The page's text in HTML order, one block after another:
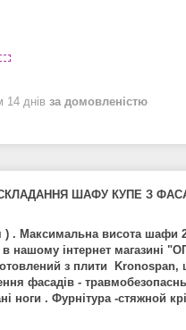
14 днів за домовленістю
ШАФУ КУПЕ З
) . Максимальна висота шафи
нашому інтернет магазині
з плити Kronospan,
фасадів -
ноги . Фурнітура -стяжной